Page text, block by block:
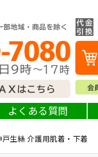
会
よくある質問
生絲 介護用肌着・下着